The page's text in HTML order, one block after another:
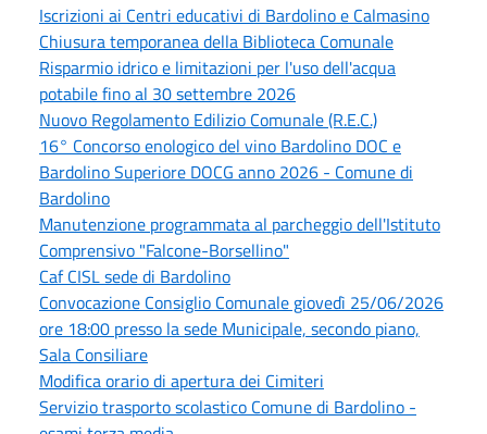
Iscrizioni ai Centri educativi di Bardolino e Calmasino
Chiusura temporanea della Biblioteca Comunale
Risparmio idrico e limitazioni per l'uso dell'acqua
potabile fino al 30 settembre 2026
Nuovo Regolamento Edilizio Comunale (R.E.C.)
16° Concorso enologico del vino Bardolino DOC e
Bardolino Superiore DOCG anno 2026 - Comune di
Bardolino
Manutenzione programmata al parcheggio dell'Istituto
Comprensivo "Falcone-Borsellino"
Caf CISL sede di Bardolino
Convocazione Consiglio Comunale giovedì 25/06/2026
ore 18:00 presso la sede Municipale, secondo piano,
Sala Consiliare
Modifica orario di apertura dei Cimiteri
Servizio trasporto scolastico Comune di Bardolino -